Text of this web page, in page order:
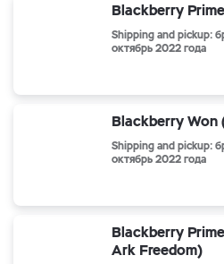
Blackberry
Shipping and pickup:
октябрь 2022 года
Blackberry Won
Shipping and pickup:
октябрь 2022 года
Blackberry
Ark Freedom)